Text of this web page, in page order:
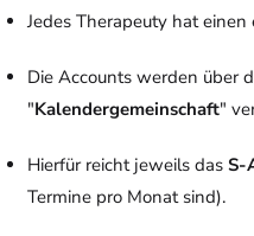
Jedes Therapeuty hat
Die Accounts werden über
"Kalendergemeinschaft"
Hierfür reicht jeweils das S-
Termine pro Monat sind).